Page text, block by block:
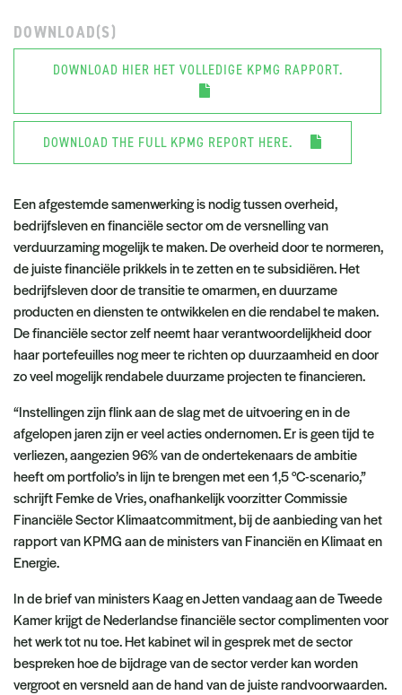
DOWNLOAD(S)
DOWNLOAD HIER HET VOLLEDIGE KPMG RAPPORT.
DOWNLOAD THE FULL KPMG REPORT HERE.
Een afgestemde samenwerking is nodig tussen overheid,
bedrijfsleven en financiële sector om de versnelling van
verduurzaming mogelijk te maken. De overheid door te normeren,
de juiste financiële prikkels in te zetten en te subsidiëren. Het
bedrijfsleven door de transitie te omarmen, en duurzame
producten en diensten te ontwikkelen en die rendabel te maken.
De financiële sector zelf neemt haar verantwoordelijkheid door
haar portefeuilles nog meer te richten op duurzaamheid en door
zo veel mogelijk rendabele duurzame projecten te financieren.
“Instellingen zijn flink aan de slag met de uitvoering en in de
afgelopen jaren zijn er veel acties ondernomen. Er is geen tijd te
verliezen, aangezien 96% van de ondertekenaars de ambitie
heeft om portfolio’s in lijn te brengen met een 1,5 °C-scenario,”
schrijft Femke de Vries, onafhankelijk voorzitter Commissie
Financiële Sector Klimaatcommitment, bij de aanbieding van het
rapport van KPMG aan de ministers van Financiën en Klimaat en
Energie.
In de brief van ministers Kaag en Jetten vandaag aan de Tweede
Kamer krijgt de Nederlandse financiële sector complimenten voor
het werk tot nu toe. Het kabinet wil in gesprek met de sector
bespreken hoe de bijdrage van de sector verder kan worden
vergroot en versneld aan de hand van de juiste randvoorwaarden.